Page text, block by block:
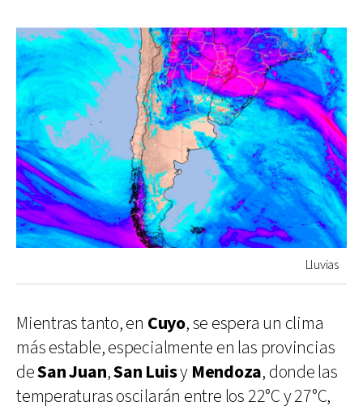
Lluvias
Mientras tanto, en Cuyo, se espera un clima
más estable, especialmente en las provincias
deSan Juan,San Luisy Mendoza, donde las
temperaturas oscilarán entre los 22°C y 27°C,